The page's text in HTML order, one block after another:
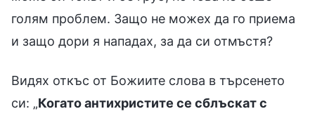
голям проблем. Защо не можех да го приема
и защо дори я нападах, за да си отмъстя?
Видях откъс от Божиите слова в търсенето
си: „Когато антихристите се сблъскат с